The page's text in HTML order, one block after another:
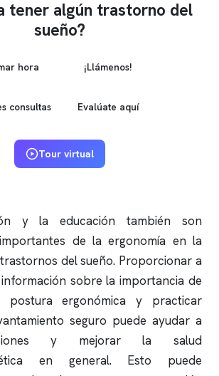
tener algún trastorno del
sueño?
hora ¡Llámenos!
consultas Evalúate aquí
Tour virtual
y la educación también son
de la ergonomía en la
del sueño. Proporcionar a
sobre la importancia de
postura ergonómica y practicar
seguro puede ayudar a
y mejorar la salud
en general. Esto puede